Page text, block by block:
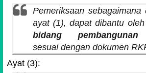
Pemeriksaan sebagaimana
ayat (1), dapat dibantu oleh
bidang
sesuai dengan dokumen
Ayat (3):